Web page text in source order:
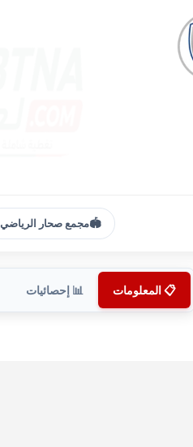
🏟️مجمع صحار الرياضي
📋 المعلومات 📊 إحصائيات